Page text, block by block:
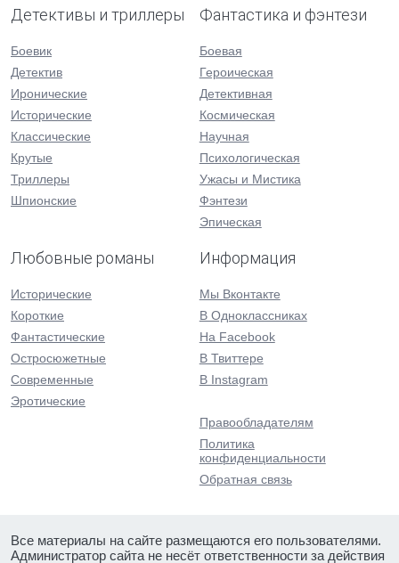
Детективы и триллеры
Боевик
Детектив
Иронические
Исторические
Классические
Крутые
Триллеры
Шпионские
Фантастика и фэнтези
Боевая
Героическая
Детективная
Космическая
Научная
Психологическая
Ужасы и Мистика
Фэнтези
Эпическая
Любовные романы
Исторические
Короткие
Фантастические
Остросюжетные
Современные
Эротические
Информация
Мы Вконтакте
В Одноклассниках
На Facebook
В Твиттере
В Instagram
Правообладателям
Политика
конфиденциальности
Обратная связь
Все материалы на сайте размещаются его пользователями.
Администратор сайта не несёт ответственности за действия